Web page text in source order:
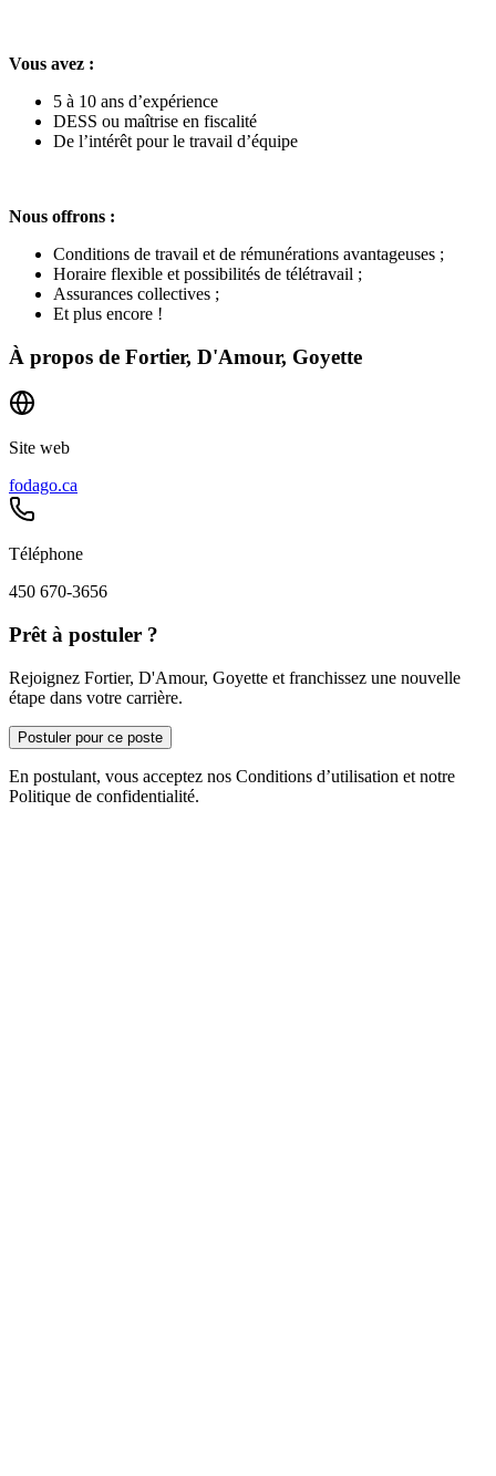
Vous avez :
5 à 10 ans d’expérience
DESS ou maîtrise en fiscalité
De l’intérêt pour le travail d’équipe
Nous offrons :
Conditions de travail et de rémunérations avantageuses ;
Horaire flexible et possibilités de télétravail ;
Assurances collectives ;
Et plus encore !
À propos de Fortier, D'Amour, Goyette
Site web
fodago.ca
Téléphone
450 670-3656
Prêt à postuler ?
Rejoignez Fortier, D'Amour, Goyette et franchissez une nouvelle
étape dans votre carrière.
Postuler pour ce poste
En postulant, vous acceptez nos Conditions d’utilisation et notre
Politique de confidentialité.